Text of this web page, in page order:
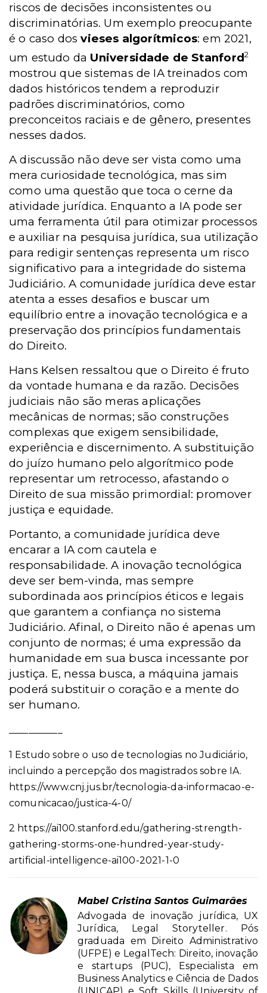
riscos de decisões inconsistentes ou
discriminatórias. Um exemplo preocupante
é o caso dosvieses algorítmicos: em 2021,
um estudo da Universidade de Stanford2
mostrou que sistemas de IA treinados com
dados históricos tendem a reproduzir
padrões discriminatórios, como
preconceitos raciais e de gênero, presentes
nesses dados.
A discussão não deve ser vista como uma
mera curiosidade tecnológica, mas sim
como uma questão que toca o cerne da
atividade jurídica. Enquanto a IA pode ser
uma ferramenta útil para otimizar processos
e auxiliar na pesquisa jurídica, sua utilização
para redigir sentenças representa um risco
significativo para a integridade do sistema
Judiciário. A comunidade jurídica deve estar
atenta a esses desafios e buscar um
equilíbrio entre a inovação tecnológica e a
preservação dos princípios fundamentais
do Direito.
Hans Kelsen ressaltou que o Direito é fruto
da vontade humana e da razão. Decisões
judiciais não são meras aplicações
mecânicas de normas; são construções
complexas que exigem sensibilidade,
experiência e discernimento. A substituição
do juízo humano pelo algorítmico pode
representar um retrocesso, afastando o
Direito de sua missão primordial: promover
justiça e equidade.
Portanto, a comunidade jurídica deve
encarar a IA com cautela e
responsabilidade. A inovação tecnológica
deve ser bem-vinda, mas sempre
subordinada aos princípios éticos e legais
que garantem a confiança no sistema
Judiciário. Afinal, o Direito não é apenas um
conjunto de normas; é uma expressão da
humanidade em sua busca incessante por
justiça. E, nessa busca, a máquina jamais
poderá substituir o coração e a mente do
ser humano.
1 Estudo sobre o uso de tecnologias no Judiciário,
incluindo a percepção dos magistrados sobre IA.
https://www.cnj.jus.br/tecnologia-da-informacao-e-
comunicacao/justica-4-0/
2 https://ai100.stanford.edu/gathering-strength-
gathering-storms-one-hundred-year-study-
artificial-intelligence-ai100-2021-1-0
Mabel Cristina Santos Guimarães
Advogada de inovação jurídica, UX
Jurídica, Legal Storyteller. Pós
graduada em Direito Administrativo
(UFPE) e LegalTech: Direito, inovação
e startups (PUC), Especialista em
Business Analytics e Ciência de Dados